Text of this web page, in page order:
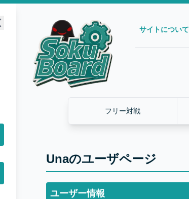
サイトについて
フリー対戦
Unaのユーザページ
ユーザー情報